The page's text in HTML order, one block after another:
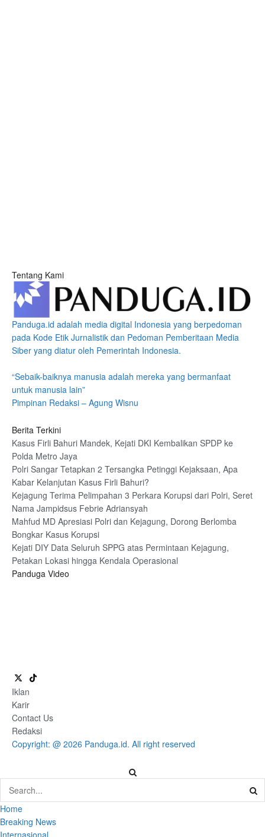
Tentang Kami
Panduga.id adalah media digital Indonesia yang berpedoman
pada Kode Etik Jurnalistik dan Pedoman Pemberitaan Media
Siber yang diatur oleh Pemerintah Indonesia.
“Sebaik-baiknya manusia adalah mereka yang bermanfaat
untuk manusia lain”
Pimpinan Redaksi – Agung Wisnu
Berita Terkini
Kasus Firli Bahuri Mandek, Kejati DKI Kembalikan SPDP ke
Polda Metro Jaya
Polri Sangar Tetapkan 2 Tersangka Petinggi Kejaksaan, Apa
Kabar Kelanjutan Kasus Firli Bahuri?
Kejagung Terima Pelimpahan 3 Perkara Korupsi dari Polri, Seret
Nama Jampidsus Febrie Adriansyah
Mahfud MD Apresiasi Polri dan Kejagung, Dorong Berlomba
Bongkar Kasus Korupsi
Kejati DIY Data Seluruh SPPG atas Permintaan Kejagung,
Petakan Lokasi hingga Kendala Operasional
Panduga Video
Iklan
Karir
Contact Us
Redaksi
Copyright: @ 2026 Panduga.id. All right reserved
Home
Breaking News
Internasional